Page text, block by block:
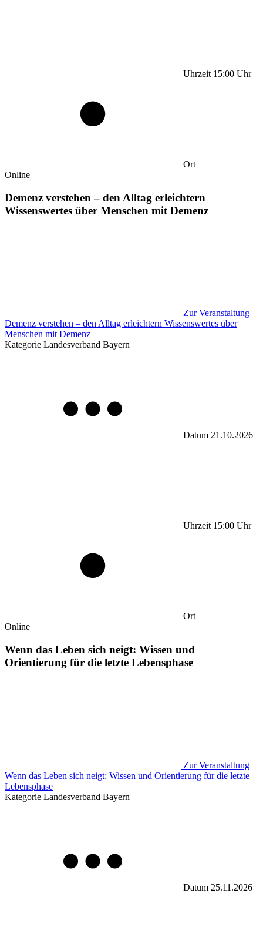
Uhrzeit 15:00 Uhr
Ort
Online
Demenz verstehen – den Alltag erleichtern
Wissenswertes über Menschen mit Demenz
Zur Veranstaltung
Demenz verstehen – den Alltag erleichtern Wissenswertes über
Menschen mit Demenz
Kategorie Landesverband Bayern
Datum 21.10.2026
Uhrzeit 15:00 Uhr
Ort
Online
Wenn das Leben sich neigt: Wissen und
Orientierung für die letzte Lebensphase
Zur Veranstaltung
Wenn das Leben sich neigt: Wissen und Orientierung für die letzte
Lebensphase
Kategorie Landesverband Bayern
Datum 25.11.2026